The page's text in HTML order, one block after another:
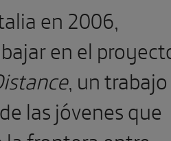
en 2006,
en el
, un trabajo
las jóvenes que